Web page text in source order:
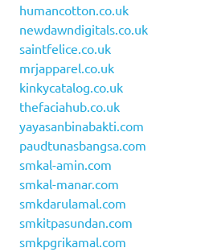
humancotton.co.uk
newdawndigitals.co.uk
saintfelice.co.uk
mrjapparel.co.uk
kinkycatalog.co.uk
thefaciahub.co.uk
yayasanbinabakti.com
paudtunasbangsa.com
smkal-amin.com
smkal-manar.com
smkdarulamal.com
smkitpasundan.com
smkpgrikamal.com